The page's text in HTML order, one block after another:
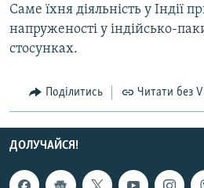
Саме їхня діяльність у Індії
напруженості у індійсько-
стосунках.
Поділитись Читати без
ДОЛУЧАЙСЯ!